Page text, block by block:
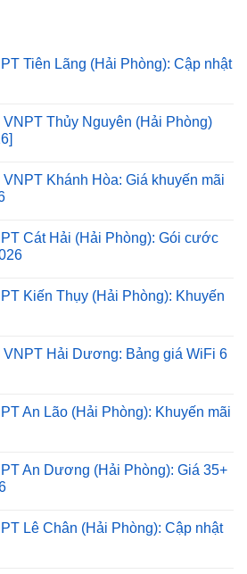
Tiên Lãng (Hải Phòng): Cập nhật
VNPT Thủy Nguyên (Hải Phòng)
VNPT Khánh Hòa: Giá khuyến mãi
Cát Hải (Hải Phòng): Gói cước
Kiến Thụy (Hải Phòng): Khuyến
VNPT Hải Dương: Bảng giá WiFi 6
An Lão (Hải Phòng): Khuyến mãi
An Dương (Hải Phòng): Giá 35+
Lê Chân (Hải Phòng): Cập nhật